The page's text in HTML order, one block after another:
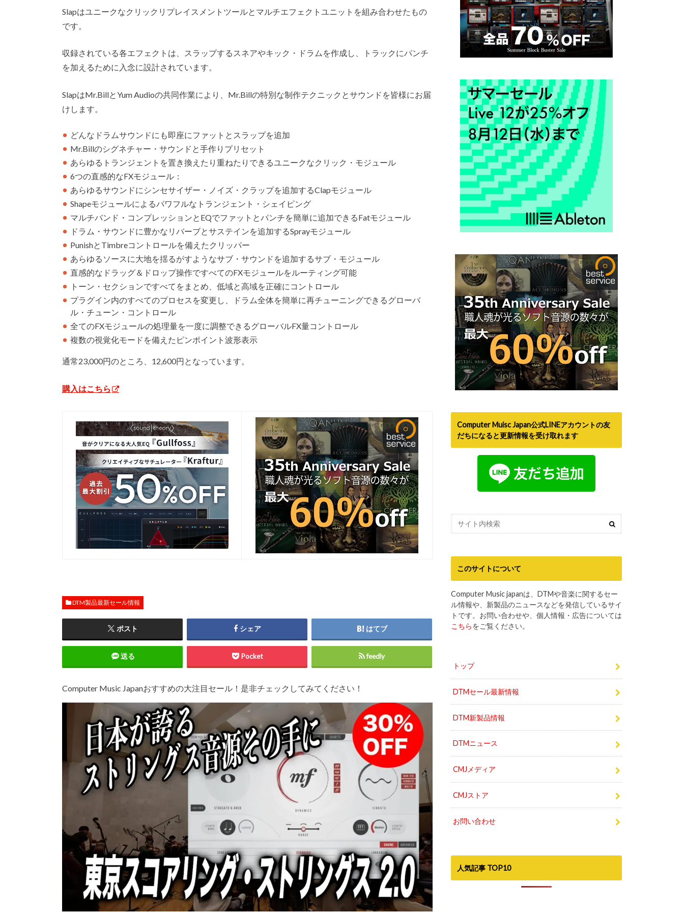
Slapはユニークなクリックリプレイスメントツールとマルチエフェクトユニットを組み合わせたもの
です。
収録されている各エフェクトは、スラップするスネアやキック・ドラムを作成し、トラックにパンチ
を加えるために入念に設計されています。
SlapはMr.BillとYum Audioの共同作業により、Mr.Billの特別な制作テクニックとサウンドを皆様にお届
けします。
どんなドラムサウンドにも即座にファットとスラップを追加
Mr.Billのシグネチャー・サウンドと手作りプリセット
あらゆるトランジェントを置き換えたり重ねたりできるユニークなクリック・モジュール
6つの直感的なFXモジュール：
あらゆるサウンドにシンセサイザー・ノイズ・クラップを追加するClapモジュール
Shapeモジュールによるパワフルなトランジェント・シェイピング
マルチバンド・コンプレッションとEQでファットとパンチを簡単に追加できるFatモジュール
ドラム・サウンドに豊かなリバーブとサステインを追加するSprayモジュール
PunishとTimbreコントロールを備えたクリッパー
あらゆるソースに大地を揺るがすようなサブ・サウンドを追加するサブ・モジュール
直感的なドラッグ＆ドロップ操作ですべてのFXモジュールをルーティング可能
トーン・セクションですべてをまとめ、低域と高域を正確にコントロール
プラグイン内のすべてのプロセスを変更し、ドラム全体を簡単に再チューニングできるグローバ
ル・チューン・コントロール
全てのFXモジュールの処理量を一度に調整できるグローバルFX量コントロール
複数の視覚化モードを備えたピンポイント波形表示
通常23,000円のところ、12,600円となっています。
購入はこちら
DTM製品最新セール情報
ポスト シェア はてブ
送る Pocket feedly
Computer Music Japanおすすめの大注目セール！是非チェックしてみてください！
Computer Muisc Japan公式LINEアカウントの友
だちになると更新情報を受け取れます
このサイトについて
Computer Music japanは、DTMや音楽に関するセー
ル情報や、新製品のニュースなどを発信しているサイ
トです。お問い合わせや、個人情報・広告については
こちらをご覧ください。
トップ
DTMセール最新情報
DTM新製品情報
DTMニュース
CMJメディア
CMJストア
お問い合わせ
人気記事 TOP10